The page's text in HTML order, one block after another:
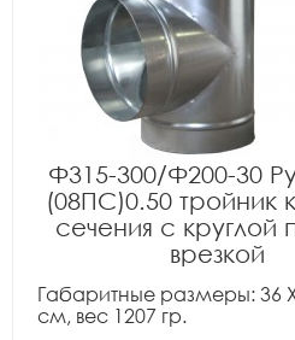
Ф315-300/Ф200-30
(08ПС)0.50 тройник
сечения с круглой
врезкой
Габаритные размеры: 36
см, вес 1207 гр.